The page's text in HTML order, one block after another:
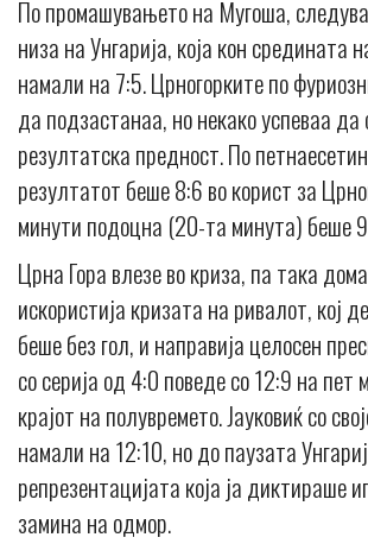
По промашувањето на Мугоша,
низа на Унгарија, која кон средината
намали на 7:5. Црногорките по
да подзастанаа, но некако успеваа
резултатска предност. По
резултатот беше 8:6 во корист за
минути подоцна (20-та минута) беше
Црна Гора влезе во криза, па така
искористија кризата на ривалот, кој
беше без гол, и направија целосен
со серија од 4:0 поведе со 12:9 на пет
крајот на полувремето. Јауковиќ со
намали на 12:10, но до паузата
репрезентацијата која ја диктираше
замина на одмор.